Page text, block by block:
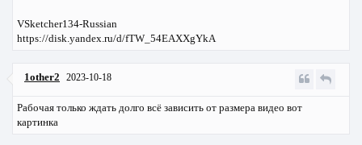
VSketcher134-Russian
https://disk.yandex.ru/d/fTW_54EAXXgYkA
1other2 2023-10-18
Рабочая только ждать долго всё зависить от размера видео вот
картинка